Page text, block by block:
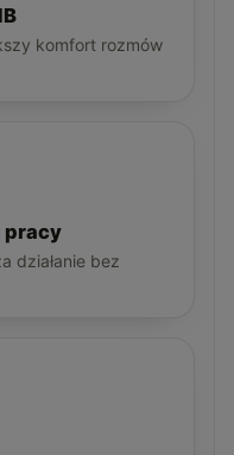
komfort rozmów
pracy
działanie bez